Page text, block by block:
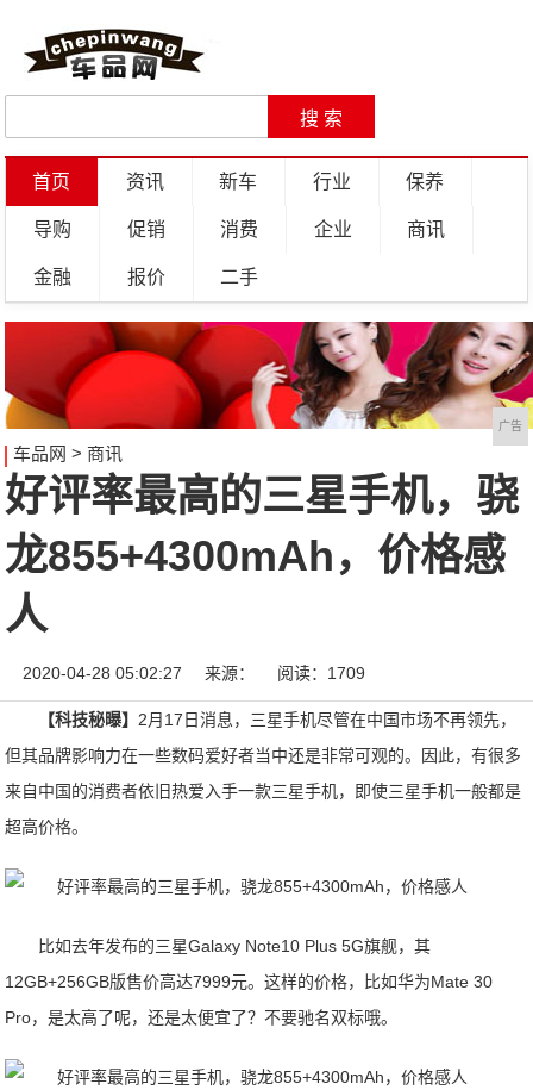
首页 资讯 新车 行业 保养
导购 促销 消费 企业 商讯
金融 报价 二手
广告
车品网 > 商讯
好评率最高的三星手机，骁
龙855+4300mAh，价格感
人
2020-04-28 05:02:27 来源： 阅读：1709
【科技秘曝】 2月17日消息，三星手机尽管在中国市场不再领先，
但其品牌影响力在一些数码爱好者当中还是非常可观的。因此，有很多
来自中国的消费者依旧热爱入手一款三星手机，即使三星手机一般都是
超高价格。
比如去年发布的三星Galaxy Note10 Plus 5G旗舰，其
12GB+256GB版售价高达7999元。这样的价格，比如华为Mate 30
Pro，是太高了呢，还是太便宜了？不要驰名双标哦。